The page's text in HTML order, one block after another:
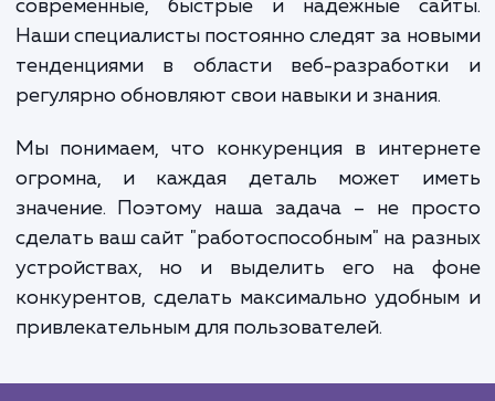
компании.
Наш процесс работы строится на
открытости и сотрудничества. Мы
вовлечь наших клиентов в процесс
на всех этапах, предоставляя
отчеты и демонстрации прогресса
чтобы вы всегда были в курсе
Мы применяем последние
стандарты веб-разработки, такие как